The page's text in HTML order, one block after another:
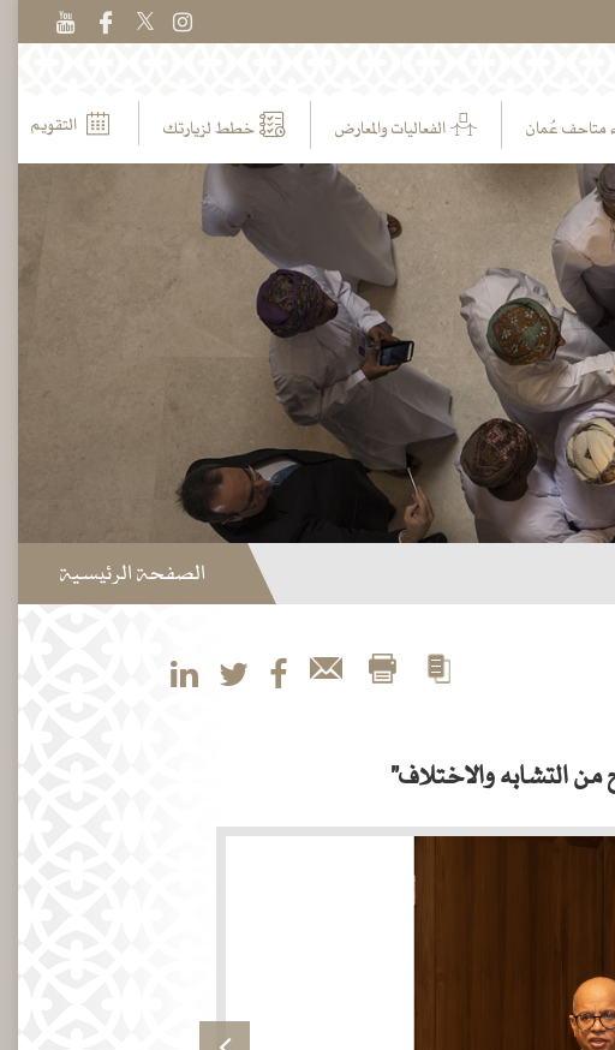
متاحف عُمان الفعاليات والمعارض خطط لزيارتك التقويم
الصفحة الرئيسية
التشابه والاختلاف"